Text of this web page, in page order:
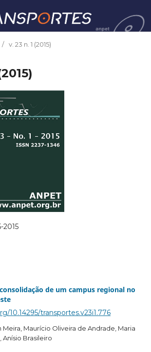
/ v. 23 n. 1 (2015)
2015
de um campus regional no
10.14295/transportes.v23i1.776
Maurício Oliveira de Andrade, Maria
Anísio Brasileiro